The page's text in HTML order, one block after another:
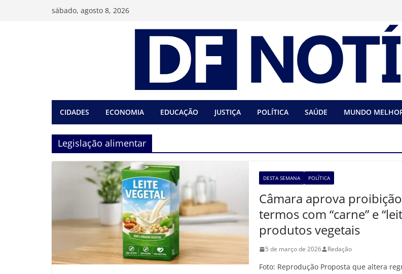
sábado, agosto 8, 2026
CIDADES ECONOMIA EDUCAÇÃO JUSTIÇA POLÍTICA SAÚDE MUNDO
Legislação alimentar
DESTA SEMANA POLÍTICA
Câmara aprova
termos com “carne” e
produtos vegetais
5 de março de 2026 Redação
Foto: Reprodução Proposta que altera